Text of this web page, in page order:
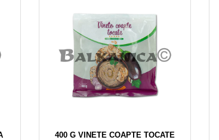
400 G VINETE COAPTE TOCATE